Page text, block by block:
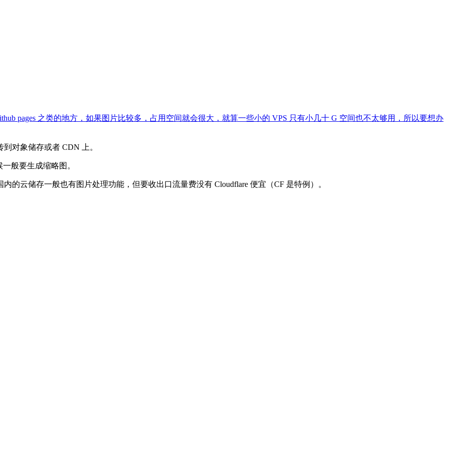
pages 之类的地方，如果图片比较多，占用空间就会很大，就算一些小的 VPS 只有小几十 G 空间也不太够用，所以要想办
对象储存或者 CDN 上。
般要生成缩略图。
的云储存一般也有图片处理功能，但要收出口流量费没有 Cloudflare 便宜（CF 是特例）。